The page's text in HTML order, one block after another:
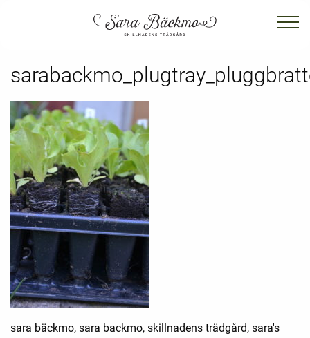
sara bäckmo, sara backmo, skillnadens trädgård, sara's